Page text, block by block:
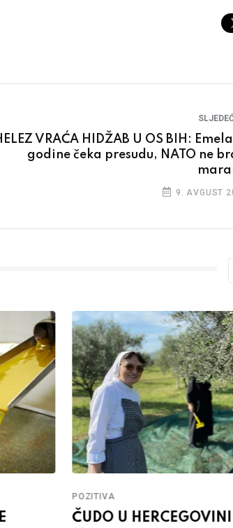
VRAĆA HIDŽAB U OS BIH:
godine čeka presudu, NATO ne
9. AVGUST
POZITIVA
ČUDO U